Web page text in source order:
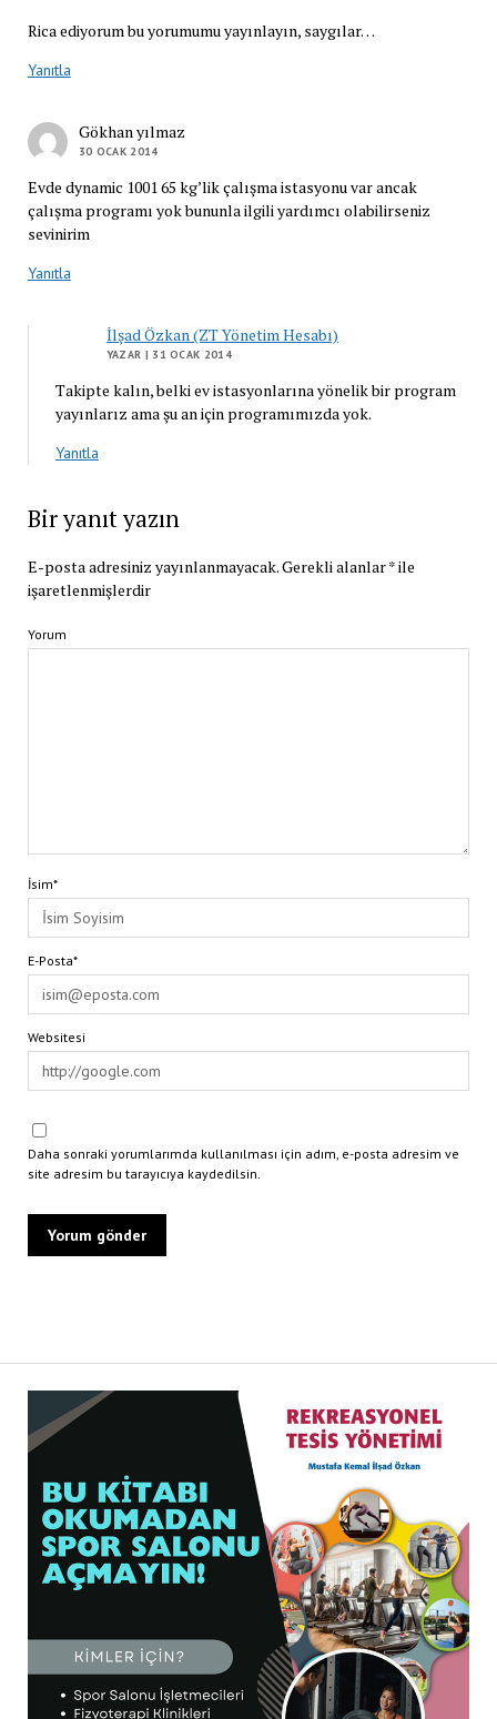
Rica ediyorum bu yorumumu yayınlayın, saygılar…
Yanıtla
Gökhan yılmaz
30 OCAK 2014
Evde dynamic 1001 65 kg’lik çalışma istasyonu var ancak
çalışma programı yok bununla ilgili yardımcı olabilirseniz
sevinirim
Yanıtla
İlşad Özkan (ZT Yönetim Hesabı)
YAZAR | 31 OCAK 2014
Takipte kalın, belki ev istasyonlarına yönelik bir program
yayınlarız ama şu an için programımızda yok.
Yanıtla
Bir yanıt yazın
E-posta adresiniz yayınlanmayacak.Gerekli alanlar*ile
işaretlenmişlerdir
Yorum
İsim*
E-Posta*
Websitesi
Daha sonraki yorumlarımda kullanılması için adım, e-posta adresim ve
site adresim bu tarayıcıya kaydedilsin.